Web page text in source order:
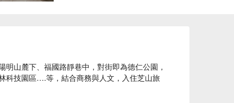
山麓下、福國路靜巷中，對街即為德仁公園，
科技園區….等，結合商務與人文，入住芝山旅